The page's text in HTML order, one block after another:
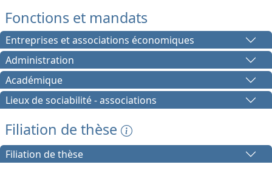
Fonctions et mandats
Entreprises et associations économiques
Administration
Académique
Lieux de sociabilité - associations
Filiation de thèse
Filiation de thèse